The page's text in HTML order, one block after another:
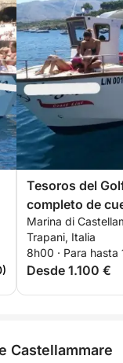
y
a que siempre
del
Tesoros del
completo de
pesca histórica
infinito
Marina di
Trapani, Italia
8h00 · Para hasta
Desde 1.100 €
Castellammare